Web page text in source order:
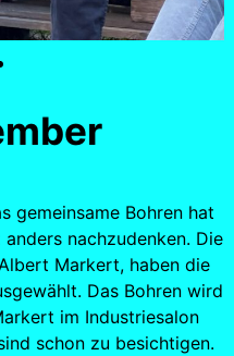
gemeinsame Bohren hat
nachzudenken. Die
Markert, haben die
Das Bohren wird
im Industriesalon
schon zu besichtigen.